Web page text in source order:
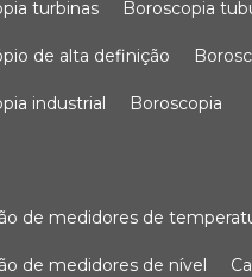
turbinas boroscopia
de alta definição
industrial boroscopia
de medidores de
de medidores de nível